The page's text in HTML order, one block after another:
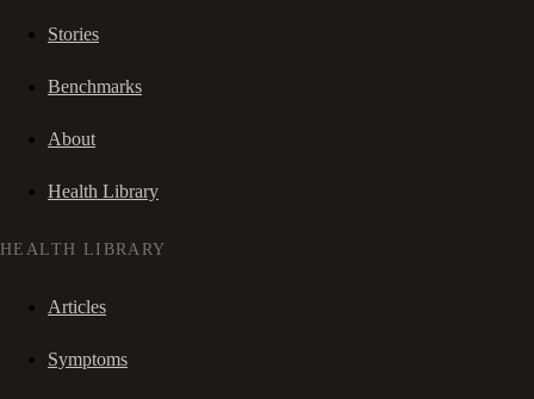
Stories
Benchmarks
About
Health Library
HEALTH LIBRARY
Articles
Symptoms